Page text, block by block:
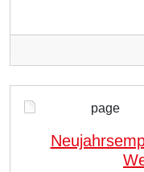
page